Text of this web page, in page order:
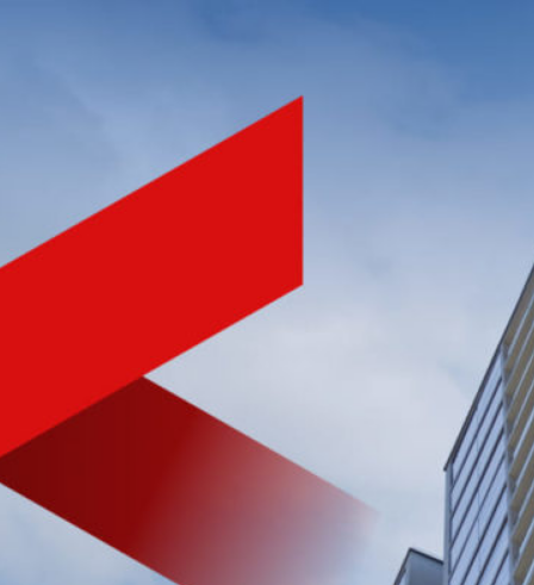
NHÀ PHÁT TRIỂN BẤT ĐỘNG SẢN
CHẤT LƯỢNG HÀNG ĐẦU
VIỆT NAM